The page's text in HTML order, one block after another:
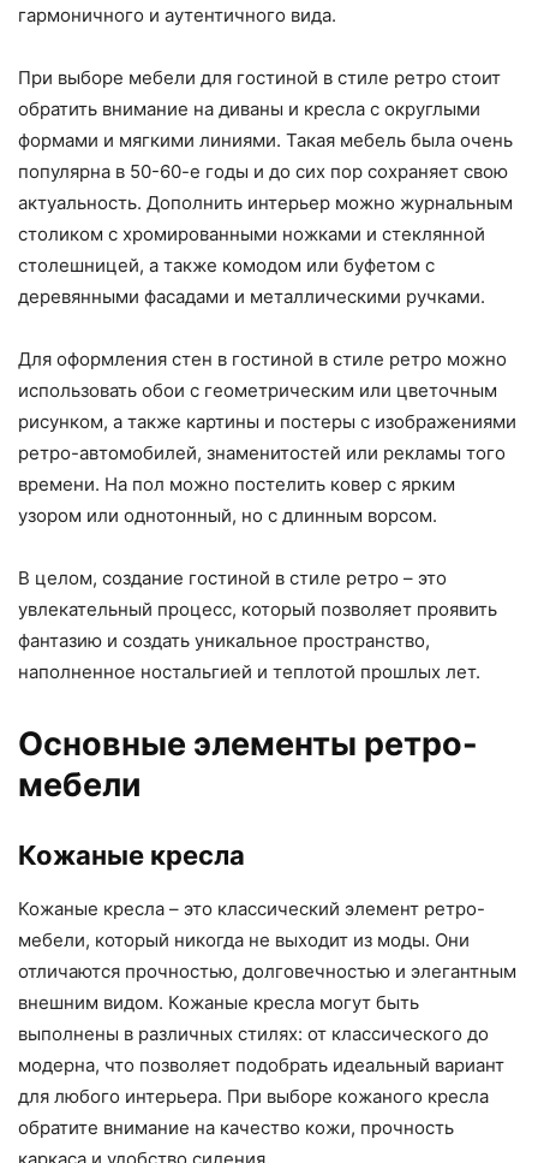
гармоничного и аутентичного вида.
При выборе мебели для гостиной в стиле ретро стоит
обратить внимание на диваны и кресла с округлыми
формами и мягкими линиями. Такая мебель была очень
популярна в 50-60-е годы и до сих пор сохраняет свою
актуальность. Дополнить интерьер можно журнальным
столиком с хромированными ножками и стеклянной
столешницей, а также комодом или буфетом с
деревянными фасадами и металлическими ручками.
Для оформления стен в гостиной в стиле ретро можно
использовать обои с геометрическим или цветочным
рисунком, а также картины и постеры с изображениями
ретро-автомобилей, знаменитостей или рекламы того
времени. На пол можно постелить ковер с ярким
узором или однотонный, но с длинным ворсом.
В целом, создание гостиной в стиле ретро – это
увлекательный процесс, который позволяет проявить
фантазию и создать уникальное пространство,
наполненное ностальгией и теплотой прошлых лет.
Основные элементы ретро-
мебели
Кожаные кресла
Кожаные кресла – это классический элемент ретро-
мебели, который никогда не выходит из моды. Они
отличаются прочностью, долговечностью и элегантным
внешним видом. Кожаные кресла могут быть
выполнены в различных стилях: от классического до
модерна, что позволяет подобрать идеальный вариант
для любого интерьера. При выборе кожаного кресла
обратите внимание на качество кожи, прочность